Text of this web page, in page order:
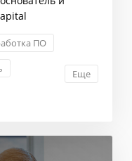
ПО
Еще